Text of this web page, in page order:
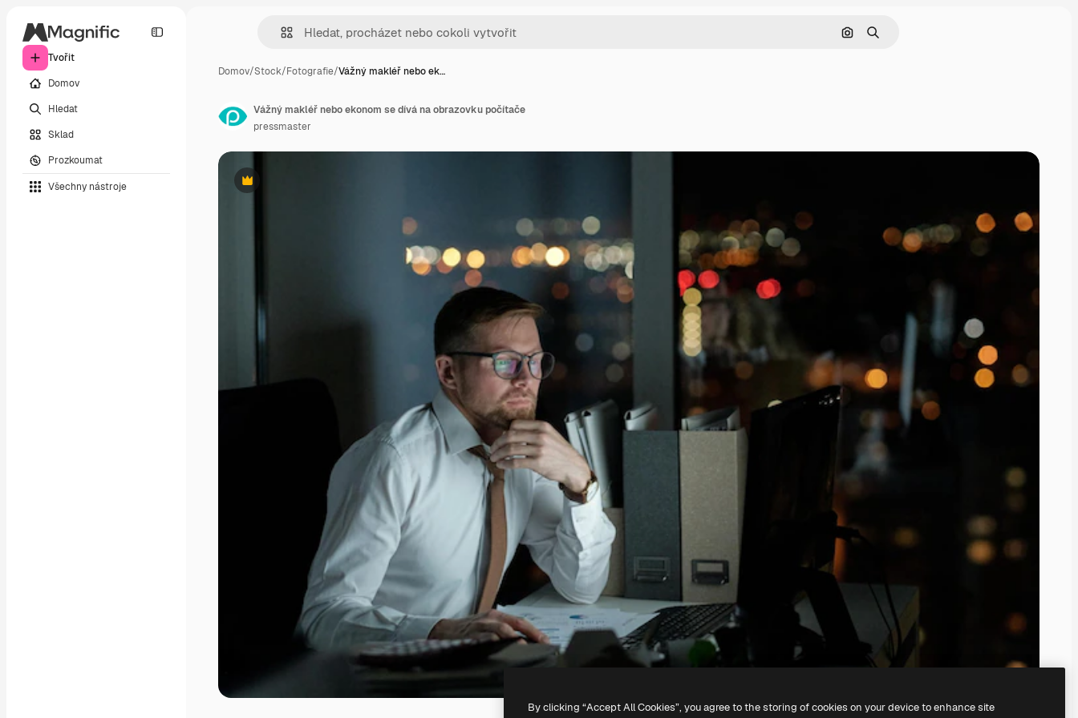
Tvořit
Domov
Hledat
Sklad
Prozkoumat
Všechny nástroje
Hledat podle obrázku
Hledat
Domov/Stock/Fotografie/Vážný makléř nebo ek…
Premium
Vážný makléř nebo ekonom se dívá na obrazovku počítače
pressmaster
By clicking “Accept All Cookies”, you agree to the storing of cookies on your device to enhance site